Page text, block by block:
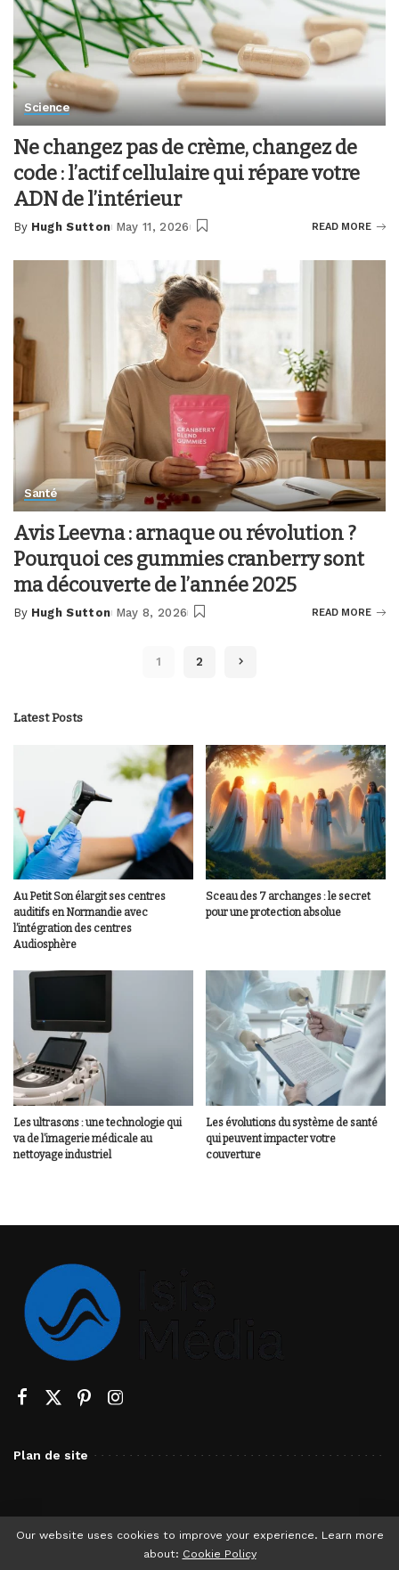
Science
Ne changez pas de crème, changez de
code : l’actif cellulaire qui répare votre
ADN de l’intérieur
Posted
By Hugh Sutton May 11, 2026 READ MORE
Santé
Avis Leevna : arnaque ou révolution ?
Pourquoi ces gummies cranberry sont
ma découverte de l’année 2025
Posted
By Hugh Sutton May 8, 2026 READ MORE
1 2
Latest Posts
Au Petit Son élargit ses centres
auditifs en Normandie avec
l’intégration des centres
Audiosphère
Sceau des 7 archanges : le secret
pour une protection absolue
Les ultrasons : une technologie qui
va de l’imagerie médicale au
nettoyage industriel
Les évolutions du système de santé
qui peuvent impacter votre
couverture
Plan de site
Our website uses cookies to improve your experience. Learn more
about: Cookie Policy